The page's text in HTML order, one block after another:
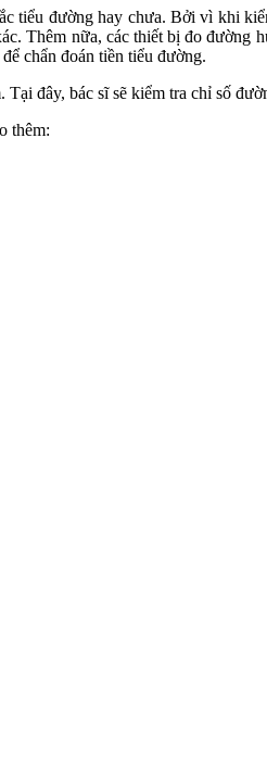
tiểu đường hay chưa. Bởi vì khi
Thêm nữa, các thiết bị đo
chẩn đoán tiền tiểu đường.
đây, bác sĩ sẽ kiểm tra chỉ số
thêm: